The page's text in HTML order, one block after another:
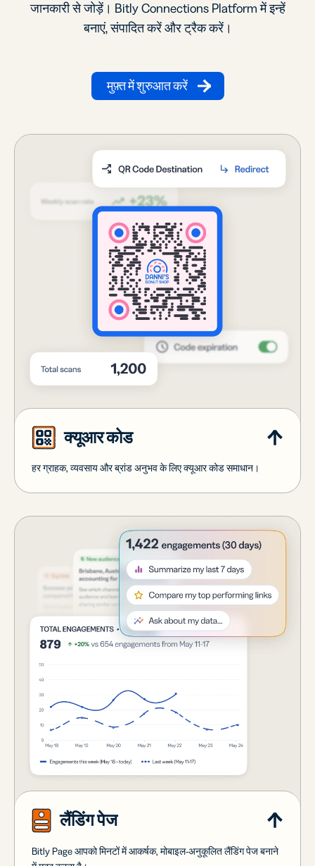
जानकारी से जोड़ें। Bitly Connections Platform में इन्हें
बनाएं, संपादित करें और ट्रैक करें।
मुफ़्त में शुरुआत करें
क्यूआर कोड
हर ग्राहक, व्यवसाय और ब्रांड अनुभव के लिए क्यूआर कोड समाधान।
लैंडिंग पेज
Bitly Page आपको मिनटों में आकर्षक, मोबाइल-अनुकूलित लैंडिंग पेज बनाने